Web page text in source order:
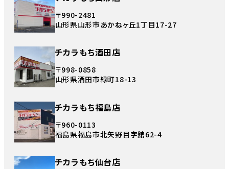
〒990-2481
山形県山形市あかねヶ丘1丁目17-27
チカラもち酒田店
〒998-0858
山形県酒田市緑町18-13
チカラもち福島店
〒960-0113
福島県福島市北矢野目字舘62-4
チカラもち仙台店